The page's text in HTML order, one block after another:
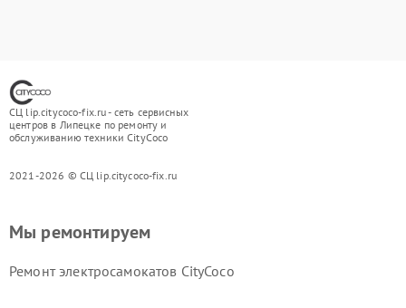
СЦ lip.citycoco-fix.ru - сеть сервисных
центров в Липецке по ремонту и
обслуживанию техники CityCoco
2021-2026 © СЦ lip.citycoco-fix.ru
Мы ремонтируем
Ремонт электросамокатов CityCoco